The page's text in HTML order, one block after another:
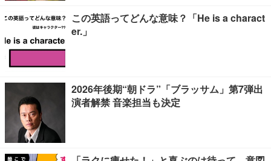
この英語ってどんな意味？「He is a charact
er.」
2026年後期“朝ドラ”「ブラッサム」第7弾出
演者解禁 音楽担当も決定